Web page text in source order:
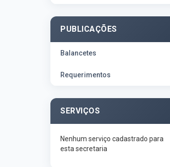
PUBLICAÇÕES
Balancetes
Requerimentos
SERVIÇOS
Nenhum serviço cadastrado para
esta secretaria